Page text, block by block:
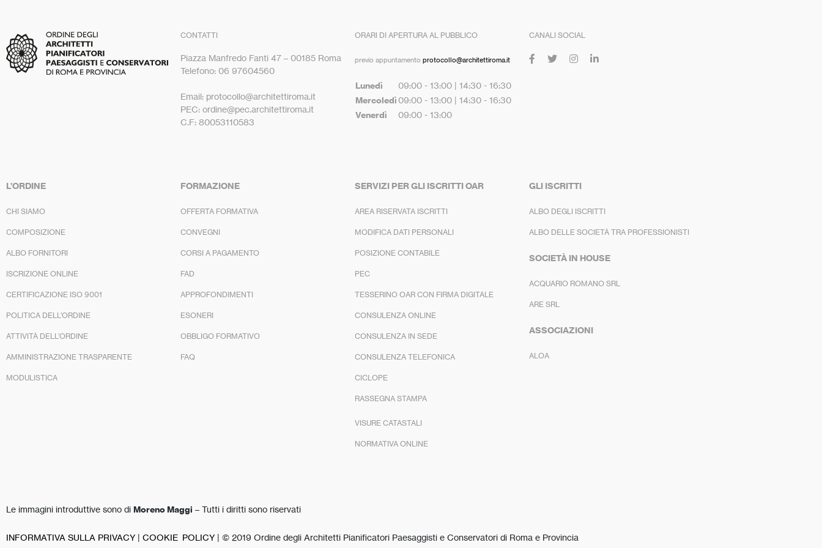
CONTATTI
Piazza Manfredo Fanti 47 – 00185 Roma
Telefono: 06 97604560
Email: protocollo@architettiroma.it
PEC: ordine@pec.architettiroma.it
C.F: 80053110583
ORARI DI APERTURA AL PUBBLICO
previo appuntamento protocollo@architettiroma.it
Lunedì 09:00 - 13:00 | 14:30 - 16:30
Mercoledì 09:00 - 13:00 | 14:30 - 16:30
Venerdì 09:00 - 13:00
CANALI SOCIAL
L’ORDINE
CHI SIAMO
COMPOSIZIONE
ALBO FORNITORI
ISCRIZIONE ONLINE
CERTIFICAZIONE ISO 9001
POLITICA DELL’ORDINE
ATTIVITÀ DELL’ORDINE
AMMINISTRAZIONE TRASPARENTE
MODULISTICA
FORMAZIONE
OFFERTA FORMATIVA
CONVEGNI
CORSI A PAGAMENTO
FAD
APPROFONDIMENTI
ESONERI
OBBLIGO FORMATIVO
FAQ
SERVIZI PER GLI ISCRITTI OAR
AREA RISERVATA ISCRITTI
MODIFICA DATI PERSONALI
POSIZIONE CONTABILE
PEC
TESSERINO OAR CON FIRMA DIGITALE
CONSULENZA ONLINE
CONSULENZA IN SEDE
CONSULENZA TELEFONICA
CICLOPE
RASSEGNA STAMPA
VISURE CATASTALI
NORMATIVA ONLINE
GLI ISCRITTI
ALBO DEGLI ISCRITTI
ALBO DELLE SOCIETÀ TRA PROFESSIONISTI
SOCIETÀ IN HOUSE
ACQUARIO ROMANO SRL
ARE SRL
ASSOCIAZIONI
ALOA
Le immagini introduttive sono di Moreno Maggi – Tutti i diritti sono riservati
INFORMATIVA SULLA PRIVACY | COOKIE POLICY | © 2019 Ordine degli Architetti Pianificatori Paesaggisti e Conservatori di Roma e Provincia